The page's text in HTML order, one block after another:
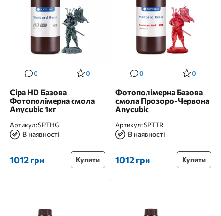
0 0
Сіра HD Базова
Фотополімерна смола
Anycubic 1кг
Артикул:SPTHG
В наявності
1012 грн Купити
0 0
Фотополімерна Базова
смола Прозоро-Червона
Anycubic
Артикул:SPTTR
В наявності
1012 грн Купити